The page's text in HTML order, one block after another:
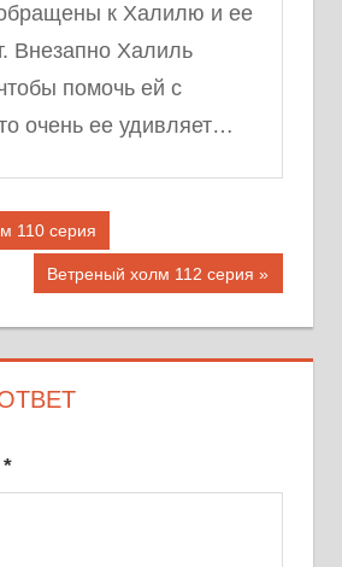
к Халилю и ее
Внезапно Халиль
помочь ей с
очень ее удивляет…
110 серия
Следующая
Ветреный холм 112 серия
*